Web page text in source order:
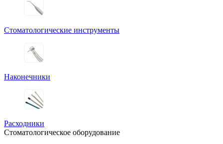
Стоматологические инструменты
Наконечники
Расходники
Стоматологическое оборудование